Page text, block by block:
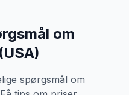
om
spørgsmål om